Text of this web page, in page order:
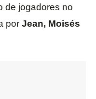
de jogadores no
por Jean, Moisés